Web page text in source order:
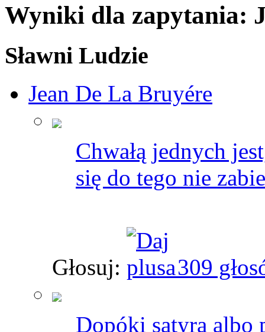
Wyniki dla zapytania:
Sławni Ludzie
Jean De La Bruyére
Chwałą jednych
się do tego nie
Głosuj: 309
Dopóki satyra albo